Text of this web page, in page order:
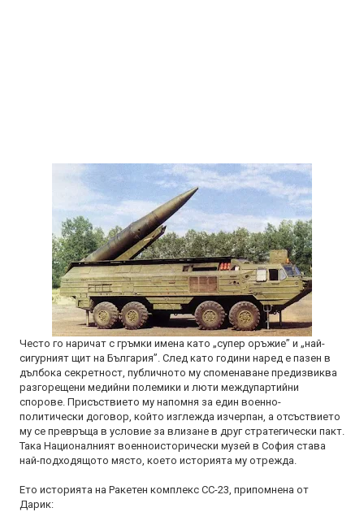
Често го наричат с гръмки имена като „супер оръжие” и „най-
сигурният щит на България”. След като години наред е пазен в
дълбока секретност, публичното му споменаване предизвиква
разгорещени медийни полемики и люти междупартийни
спорове. Присъствието му напомня за един военно-
политически договор, който изглежда изчерпан, а отсъствието
му се превръща в условие за влизане в друг стратегически пакт.
Така Националният военноисторически музей в София става
най-подходящото място, което историята му отрежда.
Ето историята на Ракетен комплекс СС-23, припомнена от
Дарик: